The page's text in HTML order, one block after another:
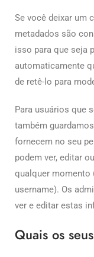
Se você deixar um
metadados são
isso para que seja
automaticamente
de retê-lo para
Para usuários que
também
fornecem no seu
podem ver, editar
qualquer momento
username). Os
ver e editar estas
Quais os